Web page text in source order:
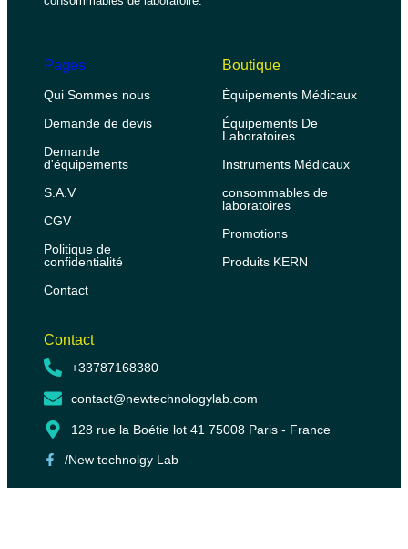
Pages
Qui Sommes nous
Demande de devis
Demande
d'équipements
S.A.V
CGV
Politique de
confidentialité
Contact
Boutique
Équipements Médicaux
Équipements De
Laboratoires
Instruments Médicaux
consommables de
laboratoires
Promotions
Produits KERN
Contact
+33787168380
contact@newtechnologylab.com
128 rue la Boétie lot 41 75008 Paris - France
/New technolgy Lab